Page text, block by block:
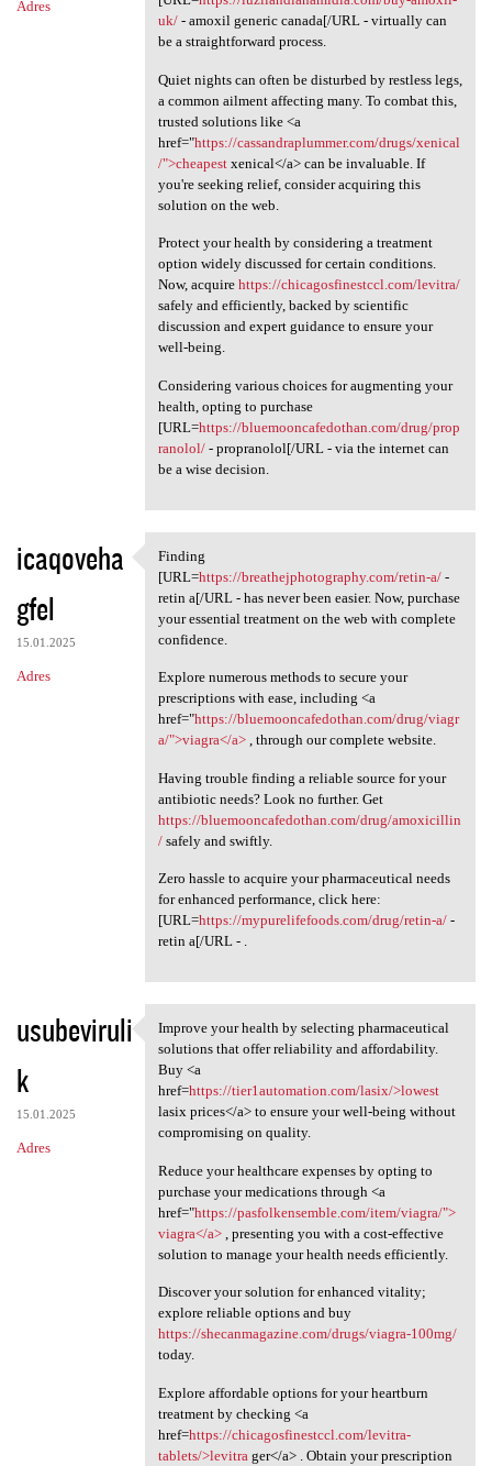
Adres
uk/- amoxil generic canada[/URL - virtually can
be a straightforward process.
Quiet nights can often be disturbed by restless legs,
a common ailment affecting many. To combat this,
trusted solutions like <a
href="https://cassandraplummer.com/drugs/xenical
/">cheapestxenical</a> can be invaluable. If
you're seeking relief, consider acquiring this
solution on the web.
Protect your health by considering a treatment
option widely discussed for certain conditions.
Now, acquire https://chicagosfinestccl.com/levitra/
safely and efficiently, backed by scientific
discussion and expert guidance to ensure your
well-being.
Considering various choices for augmenting your
health, opting to purchase
[URL=https://bluemooncafedothan.com/drug/prop
ranolol/- propranolol[/URL - via the internet can
be a wise decision.
icaqoveha
gfel
15.01.2025
Adres
Finding [URL=https:/
Finding
[URL=https://breathejphotography.com/retin-a/-
retin a[/URL - has never been easier. Now, purchase
your essential treatment on the web with complete
confidence.
Explore numerous methods to secure your
prescriptions with ease, including <a
href="https://bluemooncafedothan.com/drug/viagr
a/">viagra</a>, through our complete website.
Having trouble finding a reliable source for your
antibiotic needs? Look no further. Get
https://bluemooncafedothan.com/drug/amoxicillin
/safely and swiftly.
Zero hassle to acquire your pharmaceutical needs
for enhanced performance, click here:
[URL=https://mypurelifefoods.com/drug/retin-a/-
retin a[/URL - .
usubeviruli
k
15.01.2025
Adres
Improve your health by
Improve your health by selecting pharmaceutical
solutions that offer reliability and affordability.
Buy <a
href=https://tier1automation.com/lasix/>lowest
lasix prices</a> to ensure your well-being without
compromising on quality.
Reduce your healthcare expenses by opting to
purchase your medications through <a
href="https://pasfolkensemble.com/item/viagra/">
viagra</a>, presenting you with a cost-effective
solution to manage your health needs efficiently.
Discover your solution for enhanced vitality;
explore reliable options and buy
https://shecanmagazine.com/drugs/viagra-100mg/
today.
Explore affordable options for your heartburn
treatment by checking <a
href=https://chicagosfinestccl.com/levitra-
tablets/>levitra ger</a> . Obtain your prescription